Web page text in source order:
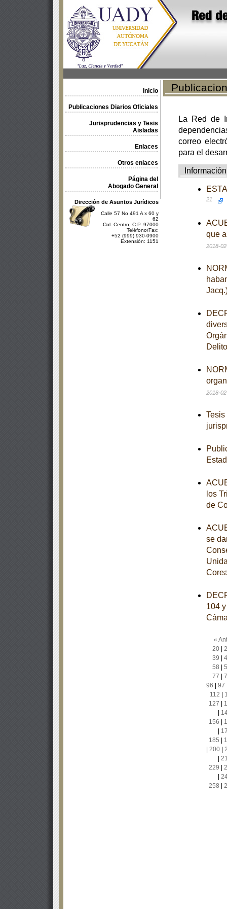
Inicio
Publicaciones Diarios Oficiales
Jurisprudencias y Tesis
Aisladas
Enlaces
Otros enlaces
Página del
Abogado General
Dirección de Asuntos Jurídicos
Calle 57 No 491 A x 60 y
62
Col. Centro, C.P. 97000
Teléfono/Fax:
+52 (999) 930-0900
Extensión: 1151
La Red de
correo
para el
Información
21
que
2018-
2018-
los
de
se
104
«
20|
39
58
77
96
97
112
127
156
185
200|
229
258